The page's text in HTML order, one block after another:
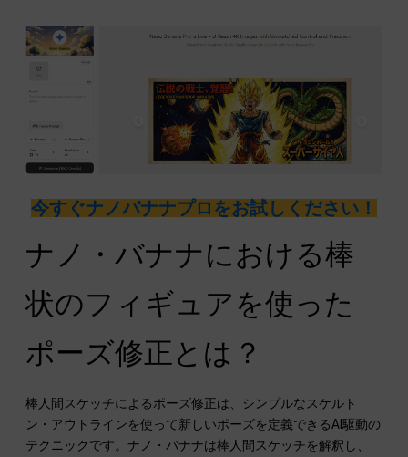
今すぐナノバナナプロをお試しください！
ナノ・バナナにおける棒
状のフィギュアを使った
ポーズ修正とは？
棒人間スケッチによるポーズ修正は、シンプルなスケルト
ン・アウトラインを使って新しいポーズを定義できるAI駆動の
テクニックです。ナノ・バナナは棒人間スケッチを解釈し、